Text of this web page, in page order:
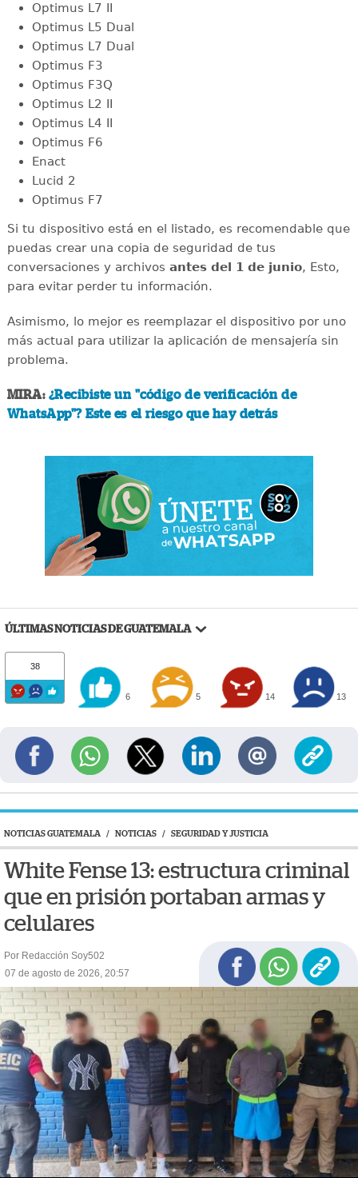
Optimus L7 II
Optimus L5 Dual
Optimus L7 Dual
Optimus F3
Optimus F3Q
Optimus L2 II
Optimus L4 II
Optimus F6
Enact
Lucid 2
Optimus F7
Si tu dispositivo está en el listado, es recomendable que
puedas crear una copia de seguridad de tus
conversaciones y archivos antes del 1 de junio, Esto,
para evitar perder tu información.
Asimismo, lo mejor es reemplazar el dispositivo por uno
más actual para utilizar la aplicación de mensajería sin
problema.
MIRA:¿Recibiste un "código de verificación de
WhatsApp"? Este es el riesgo que hay detrás
ÚLTIMAS NOTICIAS DE GUATEMALA
38
6 5 14 13
NOTICIAS GUATEMALA / NOTICIAS / SEGURIDAD Y JUSTICIA
White Fense 13: estructura criminal
que en prisión portaban armas y
celulares
Por Redacción Soy502
07 de agosto de 2026, 20:57